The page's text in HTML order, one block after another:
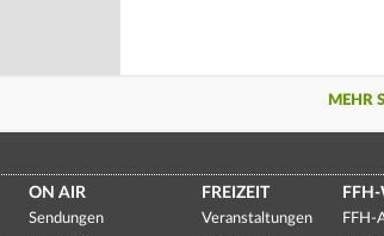
MEHR
ON AIR
Sendungen
FREIZEIT
Veranstaltungen
FFH-